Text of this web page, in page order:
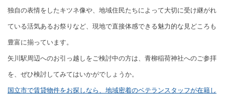
独自の表情をしたキツネ像や、地域住民たちによって大切に受け継がれ
ている活気あるお祭りなど、現地で直接体感できる魅力的な見どころも
豊富に揃っています。
矢川駅周辺へのお引っ越しをご検討中の方は、青柳稲荷神社へのご参拝
を、ぜひ検討してみてはいかがでしょうか。
国立市で賃貸物件をお探しなら、地域密着のベテランスタッフが在籍し